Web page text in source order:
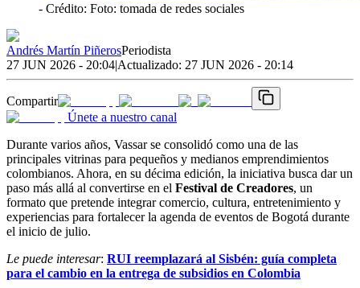
- Crédito: Foto: tomada de redes sociales
Andrés Martín PiñerosPeriodista
27 JUN 2026 - 20:04|Actualizado: 27 JUN 2026 - 20:14
Compartir
Únete a nuestro canal
Durante varios años, Vassar se consolidó como una de las
principales vitrinas para pequeños y medianos emprendimientos
colombianos. Ahora, en su décima edición, la iniciativa busca dar un
paso más allá al convertirse en el Festival de Creadores, un
formato que pretende integrar comercio, cultura, entretenimiento y
experiencias para fortalecer la agenda de eventos de Bogotá durante
el inicio de julio.
Le puede interesar: RUI reemplazará al Sisbén: guía completa
para el cambio en la entrega de subsidios en Colombia